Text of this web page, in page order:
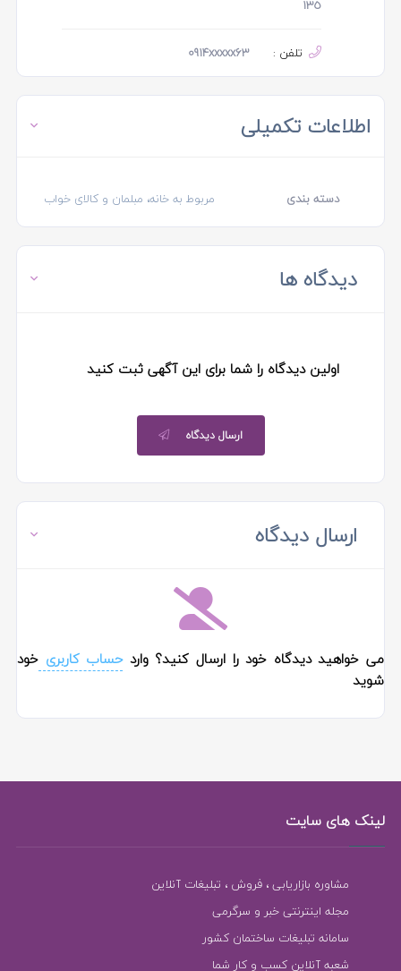
١٣٥
تلفن : 0914xxxxx63
اطلاعات تکمیلی
دسته بندی مربوط به خانه، مبلمان و کالای خواب
دیدگاه ها
اولین دیدگاه را شما برای این آگهی ثبت کنید
ارسال دیدگاه
ارسال دیدگاه
می خواهید دیدگاه خود را ارسال کنید؟ واردحساب کاربریخود
شوید
لینک های سایت
مشاوره بازاریابی ، فروش ، تبلیغات آنلاین
مجله اینترنتی خبر و سرگرمی
سامانه تبلیغات ساختمان کشور
شعبه آنلاین کسب و کار شما